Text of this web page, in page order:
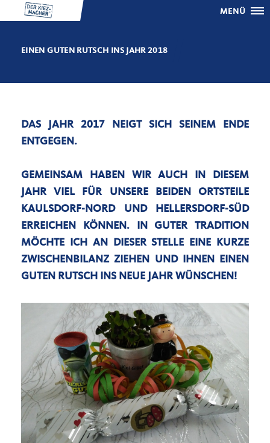
MENÜ
EINEN GUTEN RUTSCH INS JAHR 2018
DAS JAHR 2017 NEIGT SICH SEINEM ENDE
ENTGEGEN.
GEMEINSAM HABEN WIR AUCH IN DIESEM
JAHR VIEL FÜR UNSERE BEIDEN ORTSTEILE
KAULSDORF-NORD UND HELLERSDORF-SÜD
ERREICHEN KÖNNEN. IN GUTER TRADITION
MÖCHTE ICH AN DIESER STELLE EINE KURZE
ZWISCHENBILANZ ZIEHEN UND IHNEN EINEN
GUTEN RUTSCH INS NEUE JAHR WÜNSCHEN!